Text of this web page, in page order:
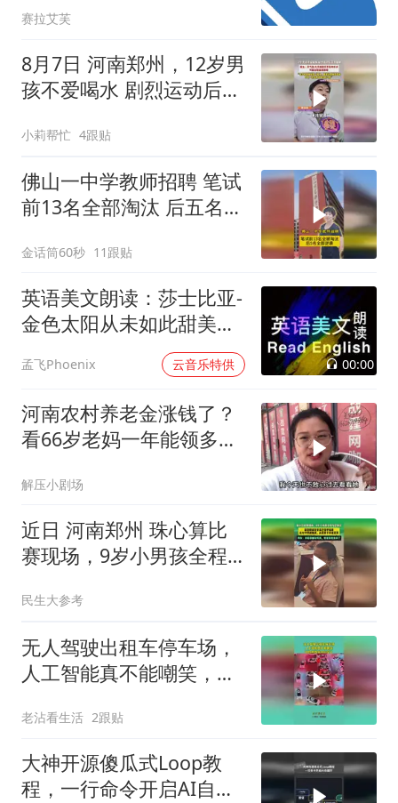
赛拉艾芙
8月7日 河南郑州，12岁男
孩不爱喝水 剧烈运动后突
要养成多喝水的习惯
小莉帮忙 4跟贴
佛山一中学教师招聘 笔试
前13名全部淘汰 后五名全
金话筒60秒 11跟贴
英语美文朗读：莎士比亚-
金色太阳从未如此甜美吻
孟飞Phoenix 云音乐特供 00:00
河南农村养老金涨钱了？
看66岁老妈一年能领多少
解压小剧场
近日 河南郑州 珠心算比
赛现场，9岁小男孩全程
案已信手拈来
民生大参考
无人驾驶出租车停车场，
人工智能真不能嘲笑，司
老沾看生活 2跟贴
大神开源傻瓜式Loop教
程，一行命令开启AI自循